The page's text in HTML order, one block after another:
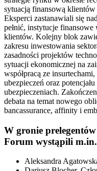
sytuacją finansową
Eksperci zastanawiali się
pełnić, instytucje
klientów. Kolejny blok
zakresu inwestowania
zasadności projektów
sytuacji ekonomicznej na
współpracą ze
ubezpieczeń oraz
ubezpieczeniach.
debata na temat nowego
bancassurance, affinity i
W gronie
Forum wystąpili
Aleksandra